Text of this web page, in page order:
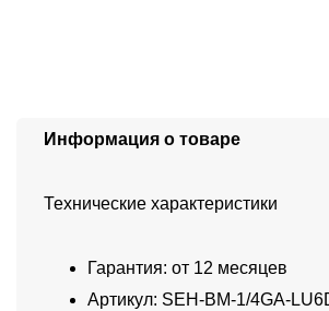
Информация о товаре
Технические характеристики
Гарантия: от 12 месяцев
Артикул: SEH-BM-1/4GA-